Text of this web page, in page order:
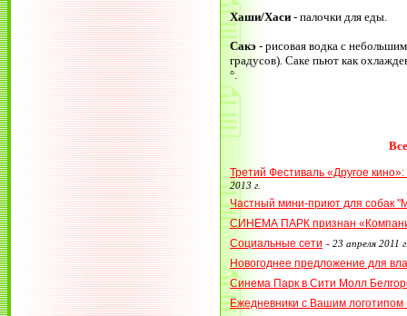
Хаши/Хаси - палочки для еды.
Сакэ - рисовая водка с
градусов). Саке пьют как
°.
Третий Фестиваль «Другое
2013 г.
Частный мини-приют для собак
СИНЕМА ПАРК признан
Социальные сети - 23 апреля 2011
Новогоднее предложение для
Синема Парк в Сити Молл
Ежедневники с Вашим логотипом